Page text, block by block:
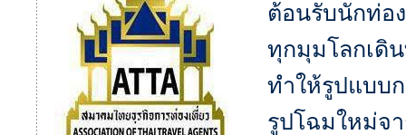
ต้อนรับนักท่อ
ทุกมุมโลกเดิ
ทำให้รูปแบบ
รูปโฉมใหม่จ